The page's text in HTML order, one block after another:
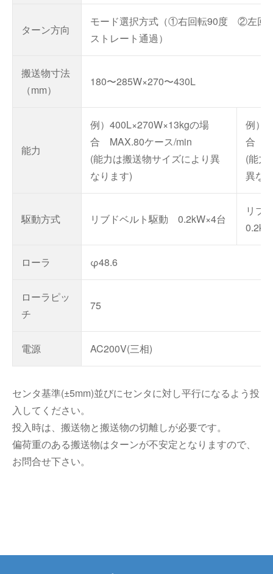
ターン方向
モード選択方式（①右回転90度 ②左
ストレート通過）
搬送物寸法
（mm）
180〜285W×270〜430L
能力
例）400L×270W×13kgの場
合 MAX.80ケース/min
(能力は搬送物サイズにより異
なります)
例）
合
(能力
異な
駆動方式 リブドベルト駆動 0.2kW×4台
リブ
ローラ φ48.6
ローラピッ
チ
75
電源 AC200V(三相)
センタ基準(±5mm)並びにセンタに対し平行になるよう投
入してください。
投入時は、搬送物と搬送物の切離しが必要です。
偏荷重のある搬送物はターンが不安定となりますので、
お問合せ下さい。